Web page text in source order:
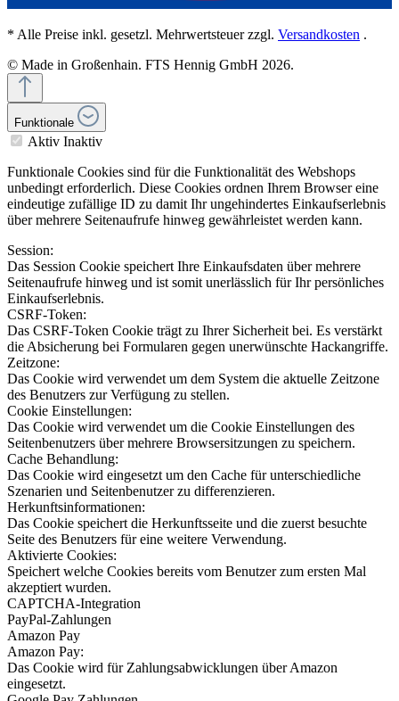
* Alle Preise inkl. gesetzl. Mehrwertsteuer zzgl. Versandkosten .
© Made in Großenhain. FTS Hennig GmbH 2026.
Funktionale
Aktiv Inaktiv
Funktionale Cookies sind für die Funktionalität des Webshops
unbedingt erforderlich. Diese Cookies ordnen Ihrem Browser eine
eindeutige zufällige ID zu damit Ihr ungehindertes Einkaufserlebnis
über mehrere Seitenaufrufe hinweg gewährleistet werden kann.
Session:
Das Session Cookie speichert Ihre Einkaufsdaten über mehrere
Seitenaufrufe hinweg und ist somit unerlässlich für Ihr persönliches
Einkaufserlebnis.
CSRF-Token:
Das CSRF-Token Cookie trägt zu Ihrer Sicherheit bei. Es verstärkt
die Absicherung bei Formularen gegen unerwünschte Hackangriffe.
Zeitzone:
Das Cookie wird verwendet um dem System die aktuelle Zeitzone
des Benutzers zur Verfügung zu stellen.
Cookie Einstellungen:
Das Cookie wird verwendet um die Cookie Einstellungen des
Seitenbenutzers über mehrere Browsersitzungen zu speichern.
Cache Behandlung:
Das Cookie wird eingesetzt um den Cache für unterschiedliche
Szenarien und Seitenbenutzer zu differenzieren.
Herkunftsinformationen:
Das Cookie speichert die Herkunftsseite und die zuerst besuchte
Seite des Benutzers für eine weitere Verwendung.
Aktivierte Cookies:
Speichert welche Cookies bereits vom Benutzer zum ersten Mal
akzeptiert wurden.
CAPTCHA-Integration
PayPal-Zahlungen
Amazon Pay
Amazon Pay:
Das Cookie wird für Zahlungsabwicklungen über Amazon
eingesetzt.